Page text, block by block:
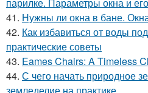
41. Нужны ли окна в бане.
42. Как избавиться от воды
практические советы
43. Eames Chairs: A Timeless
44. С чего начать природное